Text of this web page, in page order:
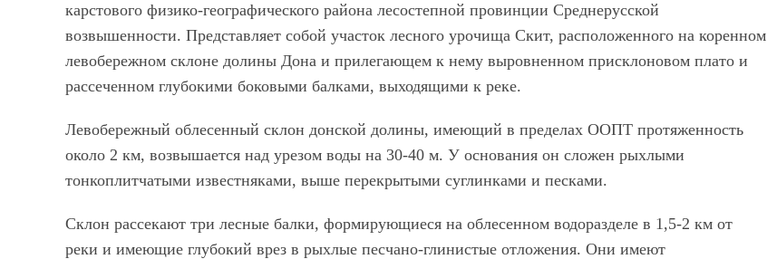
карстового физико-географического района лесостепной провинции Среднерусской
возвышенности. Представляет собой участок лесного урочища Скит, расположенного на коренном
левобережном склоне долины Дона и прилегающем к нему выровненном присклоновом плато и
рассеченном глубокими боковыми балками, выходящими к реке.
Левобережный облесенный склон донской долины, имеющий в пределах ООПТ протяженность
около 2 км, возвышается над урезом воды на 30-40 м. У основания он сложен рыхлыми
тонкоплитчатыми известняками, выше перекрытыми суглинками и песками.
Склон рассекают три лесные балки, формирующиеся на облесенном водоразделе в 1,5-2 км от
реки и имеющие глубокий врез в рыхлые песчано-глинистые отложения. Они имеют